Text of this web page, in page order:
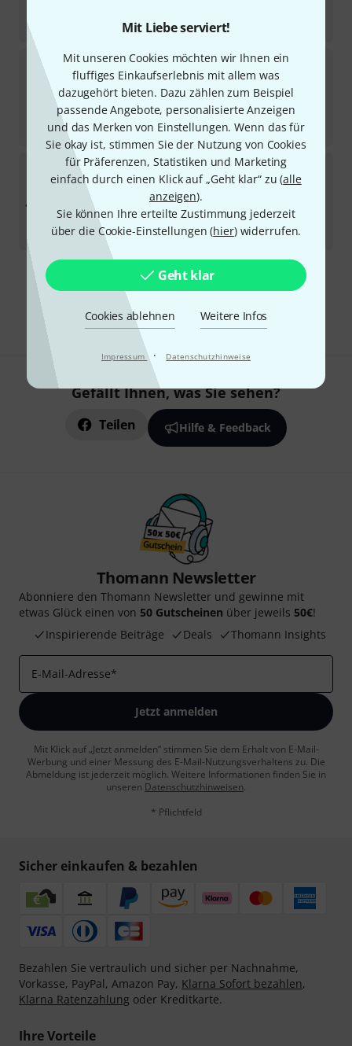
Mit Liebe serviert!
Mit unseren Cookies möchten wir Ihnen ein
fluffiges Einkaufserlebnis mit allem was
dazugehört bieten. Dazu zählen zum Beispiel
passende Angebote, personalisierte Anzeigen
und das Merken von Einstellungen. Wenn das für
Sie okay ist, stimmen Sie der Nutzung von Cookies
für Präferenzen, Statistiken und Marketing
einfach durch einen Klick auf „Geht klar“ zu (alle
anzeigen).
Sie können Ihre erteilte Zustimmung jederzeit
über die Cookie-Einstellungen (hier) widerrufen.
Geht klar
Cookies ablehnen Weitere Infos
Impressum · Datenschutzhinweise
UVP: 25,63 €
-30%
GravityGS MS 08 Traveler
9
Sofort lieferbar
10,90€
UVP:13,80 €
-21%
GravityGS WMB 01 AB
11
Sofort lieferbar
39 €
UVP:59,11 €
-34%
Kostenloser Versand ab 29 €
Alle Preise inkl. MwSt.
Gefällt Ihnen, was Sie sehen?
Teilen Hilfe & Feedback
Thomann Newsletter
Abonniere den Thomann Newsletter und gewinne mit
etwas Glück einen von 50 Gutscheinen über jeweils 50€!
Inspirierende Beiträge
Deals Thomann Insights
E-Mail-Adresse*
Jetzt anmelden
Mit Klick auf „Jetzt anmelden“ stimmen Sie dem Erhalt von E-Mail-
Werbung und einer Messung des E-Mail-Nutzungsverhaltens zu. Die
Abmeldung ist jederzeit möglich. Weitere Informationen finden Sie in
unseren Datenschutzhinweisen.
* Pflichtfeld
Sicher einkaufen & bezahlen
Bezahlen Sie vertraulich und sicher per Nachnahme,
Vorkasse, PayPal, Amazon Pay, Klarna Sofort bezahlen,
Klarna Ratenzahlung oder Kreditkarte.
Ihre Vorteile